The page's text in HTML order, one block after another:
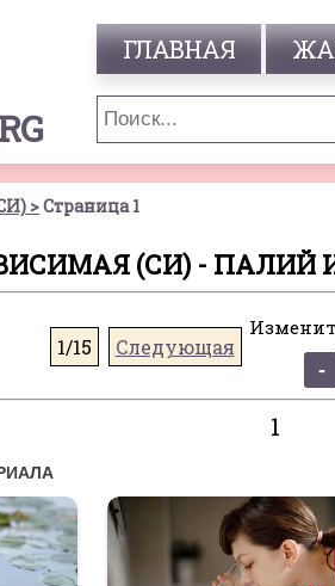
ГЛАВНАЯ
Страница 1
(СИ) - ПАЛИЙ
1/15 Следующая
1